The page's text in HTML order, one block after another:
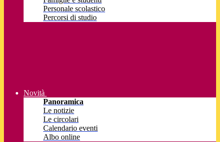
Personale scolastico
Percorsi di studio
Novità
Panoramica
Le notizie
Le circolari
Calendario eventi
Albo online